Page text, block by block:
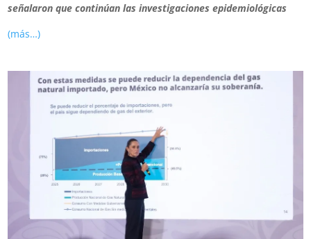
señalaron que continúan las investigaciones epidemiológicas
(más…)